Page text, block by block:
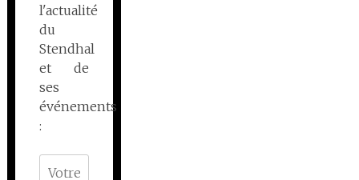
l'actualité
du
Stendhal
et de
ses
événements
: